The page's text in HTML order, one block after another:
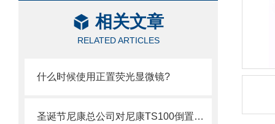
相关文章
RELATED ARTICLES
什么时候使用正置荧光显微镜?
圣诞节尼康总公司对尼康TS100倒置生物显微镜进行全面更新